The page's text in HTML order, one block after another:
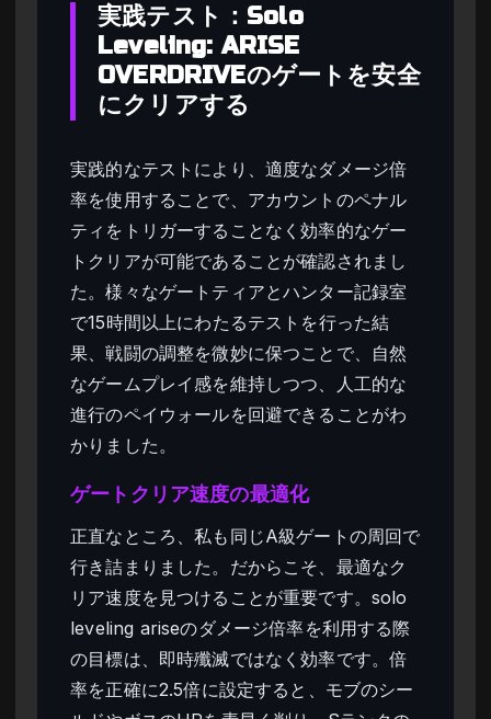
実践テスト：Solo
Leveling: ARISE
OVERDRIVEのゲートを安全
にクリアする
実践的なテストにより、適度なダメージ倍
率を使用することで、アカウントのペナル
ティをトリガーすることなく効率的なゲー
トクリアが可能であることが確認されまし
た。様々なゲートティアとハンター記録室
で15時間以上にわたるテストを行った結
果、戦闘の調整を微妙に保つことで、自然
なゲームプレイ感を維持しつつ、人工的な
進行のペイウォールを回避できることがわ
かりました。
ゲートクリア速度の最適化
正直なところ、私も同じA級ゲートの周回で
行き詰まりました。だからこそ、最適なク
リア速度を見つけることが重要です。solo
leveling ariseのダメージ倍率を利用する際
の目標は、即時殲滅ではなく効率です。倍
率を正確に2.5倍に設定すると、モブのシー